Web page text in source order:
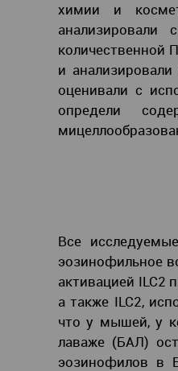
химии и
анализировали
количественной
и
оценивали с
определи
Все
эозинофильное
активацией ILC2
а также ILC2,
что у мышей, у
лаваже (БАЛ)
эозинофилов в